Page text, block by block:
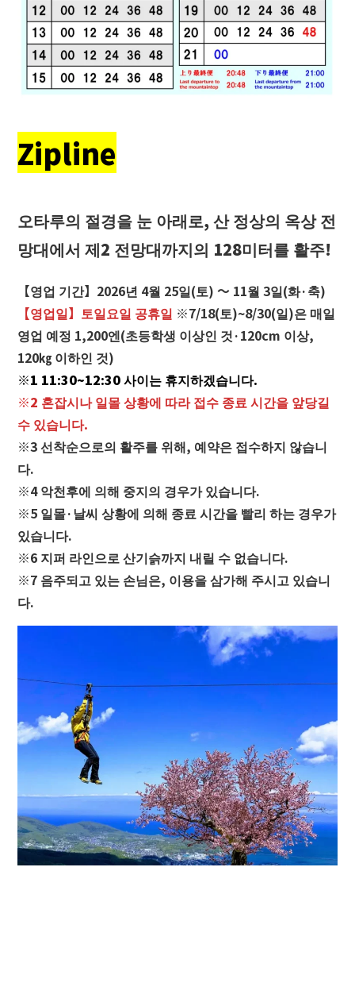
Zipline
오타루의 절경을 눈 아래로, 산 정상의 옥상 전
망대에서 제2 전망대까지의 128미터를 활주!
【영업 기간】2026년 4월 25일(토) ～ 11월 3일(화·축)
【영업일】토일요일 공휴일 ※7/18(토)~8/30(일)은 매일
영업 예정 1,200엔(초등학생 이상인 것·120cm 이상,
120㎏ 이하인 것)
※1 11:30~12:30 사이는 휴지하겠습니다.
※2 혼잡시나 일몰 상황에 따라 접수 종료 시간을 앞당길
수 있습니다.
※3 선착순으로의 활주를 위해, 예약은 접수하지 않습니
다.
※4 악천후에 의해 중지의 경우가 있습니다.
※5 일몰·날씨 상황에 의해 종료 시간을 빨리 하는 경우가
있습니다.
※6 지퍼 라인으로 산기슭까지 내릴 수 없습니다.
※7 음주되고 있는 손님은, 이용을 삼가해 주시고 있습니
다.